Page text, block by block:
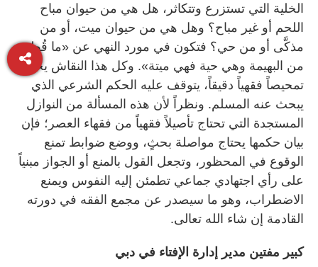
الخلية التي تستزرع وتتكاثر، هل هي من حيوان مباح
اللحم أو غير مباح؟ وهل هي من حيوان ميت، أو من
مذكَّى أو من حي؟ فتكون في مورد النهي عن «ما قُطع
من البهيمة وهي حية فهي ميتة». وكل هذا النقاش يحتاج
تمحيصاً فقهياً دقيقاً، يتوقف عليه الحكم الشرعي الذي
يبحث عنه المسلم. ونظراً لأن هذه المسألة من النوازل
المستجدة التي تحتاج تأصيلاً فقهياً من فقهاء العصر؛ فإن
بيان حكمها يحتاج مواصلة بحثٍ، ووضع ضوابط تمنع
الوقوع في المحظور، وتجعل القول بالمنع أو الجواز مبنياً
على رأي اجتهادي جماعي تطمئن إليه النفوس ويمنع
الاضطراب، وهو ما سيصدر عن مجمع الفقه في دورته
القادمة إن شاء الله تعالى.
كبير مفتين مدير إدارة الإفتاء في دبي